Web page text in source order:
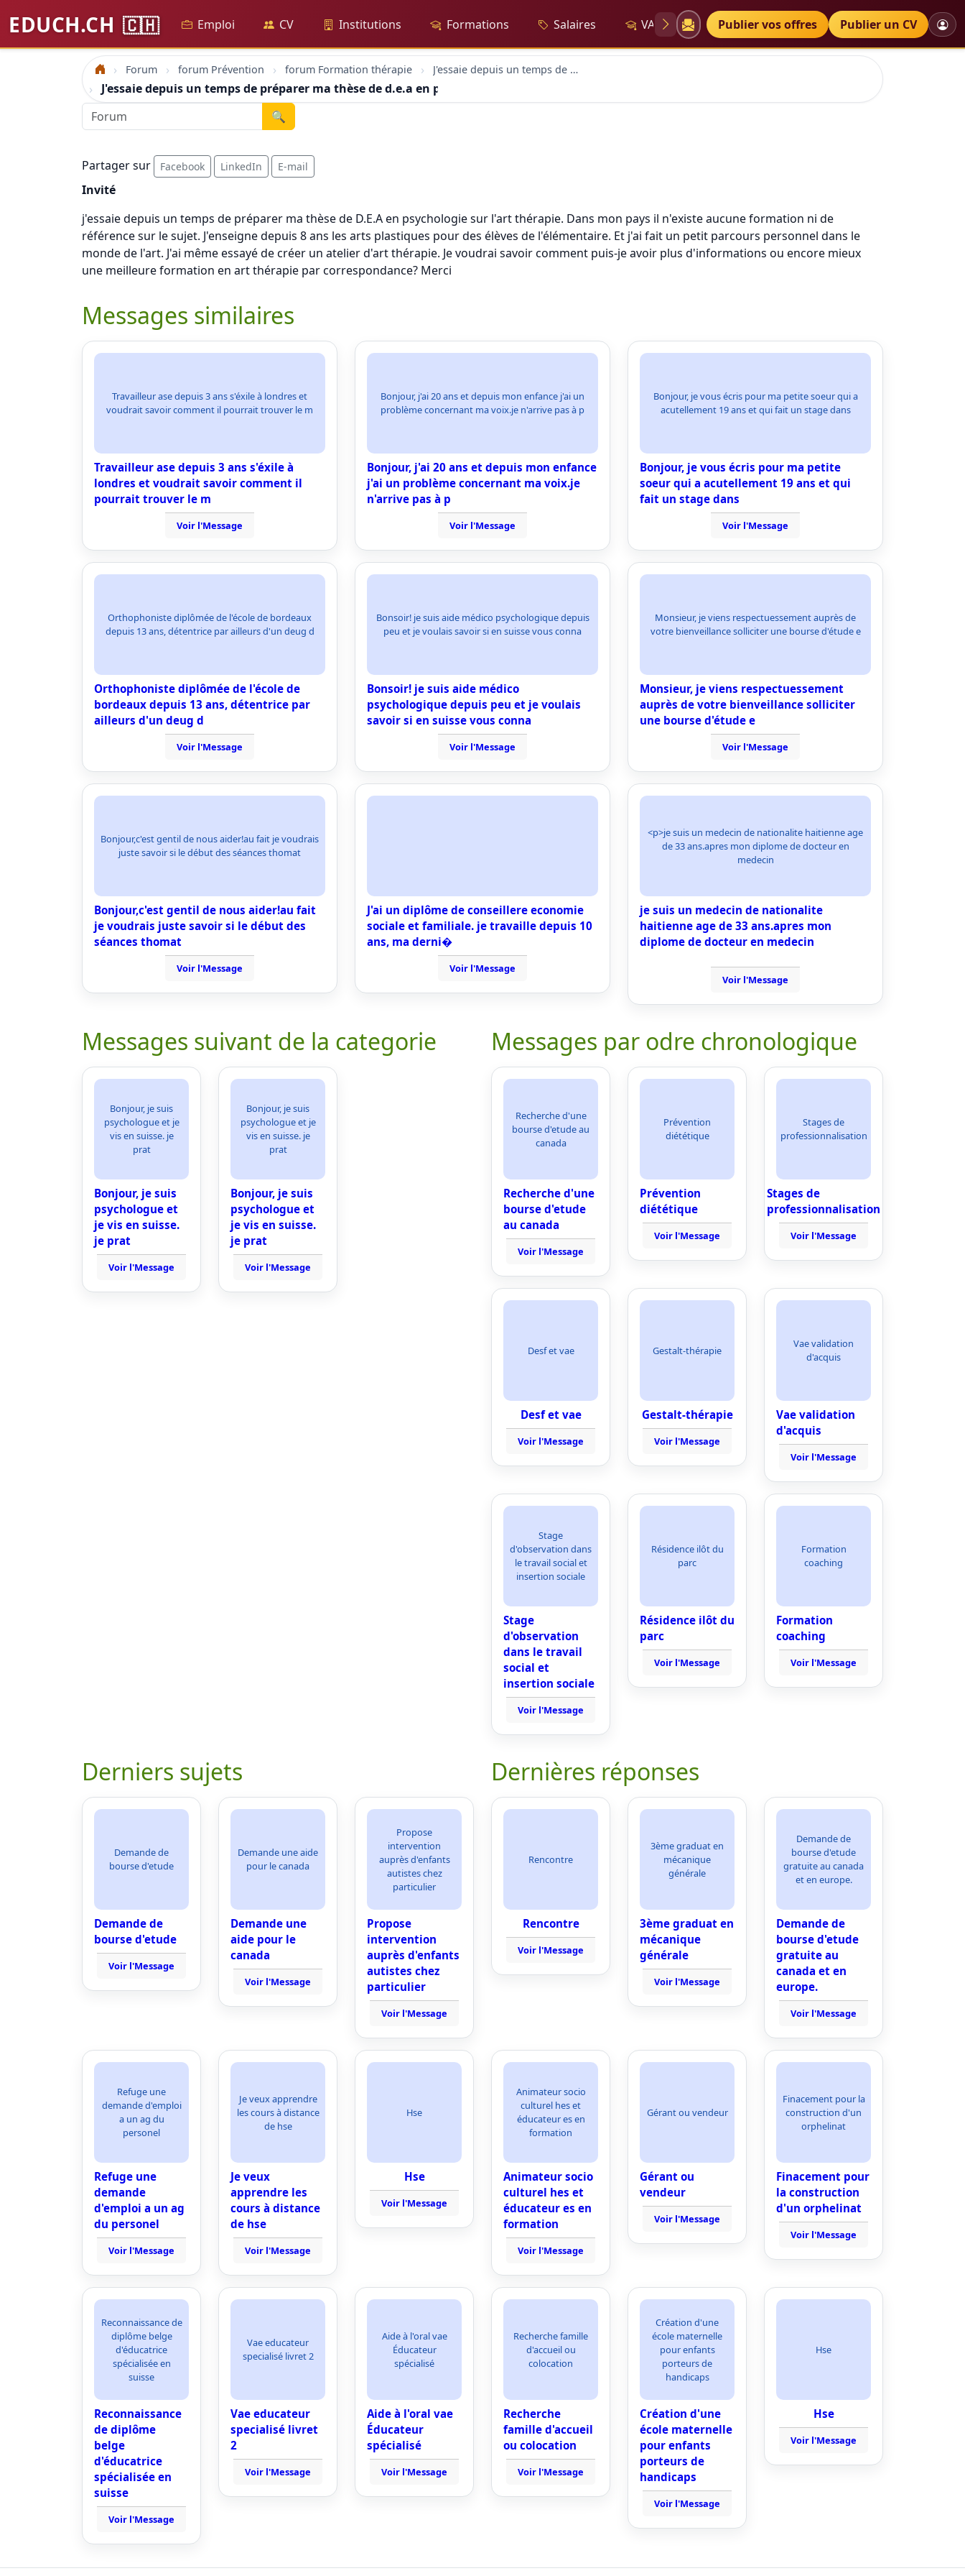
EDUCH.CH 🇨🇭 Emploi CV Institutions Formations Salaires VAE Diplômes Petites annonces
Publier vos offres Publier un CV
Accueil Forum forum Prévention forum Formation thérapie J'essaie depuis un temps de préparer ma thèse de d.e.a en ps
J'essaie depuis un temps de préparer ma thèse de d.e.a en ps
🔍
Partager sur Facebook LinkedIn E-mail
Invité
j'essaie depuis un temps de préparer ma thèse de D.E.A en psychologie sur l'art thérapie. Dans mon pays il n'existe aucune formation ni de
référence sur le sujet. J'enseigne depuis 8 ans les arts plastiques pour des élèves de l'élémentaire. Et j'ai fait un petit parcours personnel dans le
monde de l'art. J'ai même essayé de créer un atelier d'art thérapie. Je voudrai savoir comment puis-je avoir plus d'informations ou encore mieux
une meilleure formation en art thérapie par correspondance? Merci
Messages similaires
Travailleur ase depuis 3 ans s'éxile à londres et
voudrait savoir comment il pourrait trouver le m
Travailleur ase depuis 3 ans s'éxile à
londres et voudrait savoir comment il
pourrait trouver le m
Voir l'Message
Bonjour, j'ai 20 ans et depuis mon enfance j'ai un
problème concernant ma voix.je n'arrive pas à p
Bonjour, j'ai 20 ans et depuis mon enfance
j'ai un problème concernant ma voix.je
n'arrive pas à p
Voir l'Message
Bonjour, je vous écris pour ma petite soeur qui a
acutellement 19 ans et qui fait un stage dans
Bonjour, je vous écris pour ma petite
soeur qui a acutellement 19 ans et qui
fait un stage dans
Voir l'Message
Orthophoniste diplômée de l'école de bordeaux
depuis 13 ans, détentrice par ailleurs d'un deug d
Orthophoniste diplômée de l'école de
bordeaux depuis 13 ans, détentrice par
ailleurs d'un deug d
Voir l'Message
Bonsoir! je suis aide médico psychologique depuis
peu et je voulais savoir si en suisse vous conna
Bonsoir! je suis aide médico
psychologique depuis peu et je voulais
savoir si en suisse vous conna
Voir l'Message
Monsieur, je viens respectuessement auprès de
votre bienveillance solliciter une bourse d'étude e
Monsieur, je viens respectuessement
auprès de votre bienveillance solliciter
une bourse d'étude e
Voir l'Message
Bonjour,c'est gentil de nous aider!au fait je voudrais
juste savoir si le début des séances thomat
Bonjour,c'est gentil de nous aider!au fait
je voudrais juste savoir si le début des
séances thomat
Voir l'Message
J'ai un diplôme de conseillere economie
sociale et familiale. je travaille depuis 10
ans, ma derni�
Voir l'Message
<p>je suis un medecin de nationalite haitienne age
de 33 ans.apres mon diplome de docteur en
medecin
je suis un medecin de nationalite
haitienne age de 33 ans.apres mon
diplome de docteur en medecin
Voir l'Message
Messages suivant de la categorie
Bonjour, je suis
psychologue et je
vis en suisse. je
prat
Bonjour, je suis
psychologue et
je vis en suisse.
je prat
Voir l'Message
Bonjour, je suis
psychologue et je
vis en suisse. je
prat
Bonjour, je suis
psychologue et
je vis en suisse.
je prat
Voir l'Message
Messages par odre chronologique
Recherche d'une
bourse d'etude au
canada
Recherche d'une
bourse d'etude
au canada
Voir l'Message
Prévention
diététique
Prévention
diététique
Voir l'Message
Stages de
professionnalisation
Stages de
professionnalisation
Voir l'Message
Desf et vae
Desf et vae
Voir l'Message
Gestalt-thérapie
Gestalt-thérapie
Voir l'Message
Vae validation
d'acquis
Vae validation
d'acquis
Voir l'Message
Stage
d'observation dans
le travail social et
insertion sociale
Stage
d'observation
dans le travail
social et
insertion sociale
Voir l'Message
Résidence ilôt du
parc
Résidence ilôt du
parc
Voir l'Message
Formation
coaching
Formation
coaching
Voir l'Message
Derniers sujets
Demande de
bourse d'etude
Demande de
bourse d'etude
Voir l'Message
Demande une aide
pour le canada
Demande une
aide pour le
canada
Voir l'Message
Propose
intervention
auprès d'enfants
autistes chez
particulier
Propose
intervention
auprès d'enfants
autistes chez
particulier
Voir l'Message
Refuge une
demande d'emploi
a un ag du
personel
Refuge une
demande
d'emploi a un ag
du personel
Voir l'Message
Je veux apprendre
les cours à distance
de hse
Je veux
apprendre les
cours à distance
de hse
Voir l'Message
Hse
Hse
Voir l'Message
Reconnaissance de
diplôme belge
d'éducatrice
spécialisée en
suisse
Reconnaissance
de diplôme
belge
d'éducatrice
spécialisée en
suisse
Voir l'Message
Vae educateur
specialisé livret 2
Vae educateur
specialisé livret
2
Voir l'Message
Aide à l'oral vae
Éducateur
spécialisé
Aide à l'oral vae
Éducateur
spécialisé
Voir l'Message
Dernières réponses
Rencontre
Rencontre
Voir l'Message
3ème graduat en
mécanique
générale
3ème graduat en
mécanique
générale
Voir l'Message
Demande de
bourse d'etude
gratuite au canada
et en europe.
Demande de
bourse d'etude
gratuite au
canada et en
europe.
Voir l'Message
Animateur socio
culturel hes et
éducateur es en
formation
Animateur socio
culturel hes et
éducateur es en
formation
Voir l'Message
Gérant ou vendeur
Gérant ou
vendeur
Voir l'Message
Finacement pour la
construction d'un
orphelinat
Finacement pour
la construction
d'un orphelinat
Voir l'Message
Recherche famille
d'accueil ou
colocation
Recherche
famille d'accueil
ou colocation
Voir l'Message
Création d'une
école maternelle
pour enfants
porteurs de
handicaps
Création d'une
école maternelle
pour enfants
porteurs de
handicaps
Voir l'Message
Hse
Hse
Voir l'Message